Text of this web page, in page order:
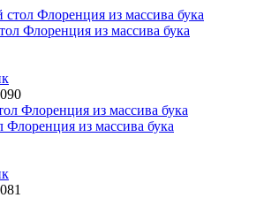
Флоренция из массива бука
из массива бука